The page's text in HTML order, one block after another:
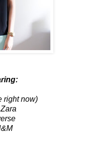
right now)